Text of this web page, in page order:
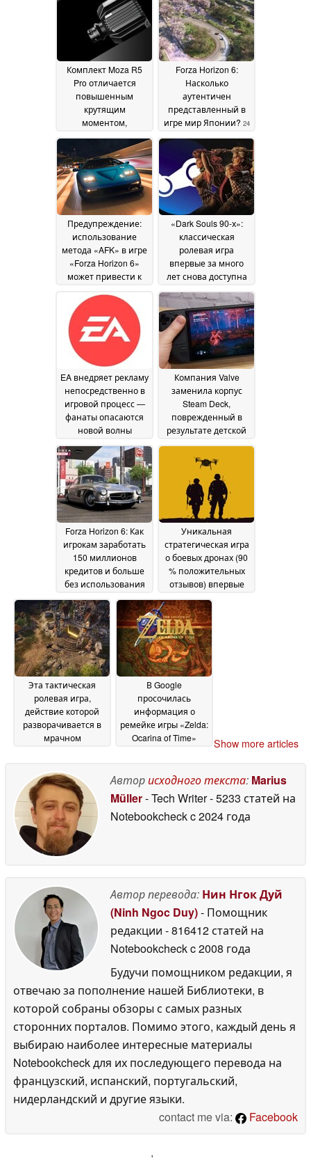
Комплект Moza R5
Pro отличается
повышенным
крутящим
моментом,
обратной связью и
другими
преимуществами28
July 2026
Forza Horizon 6:
Насколько
аутентичен
представленный в
игре мир Японии? 24
June 2026
Предупреждение:
использование
метода «AFK» в игре
«Forza Horizon 6»
может привести к
«Dark Souls 90-х»:
классическая
ролевая игра
впервые за много
лет снова доступна
менее 2 долларов17
June 2026
EA внедряет рекламу
непосредственно в
игровой процесс —
фанаты опасаются
новой волны
17 June
2026
Компания Valve
заменила корпус
Steam Deck,
поврежденный в
результате детской
сообщество высоко
оценило такую
щедрость
17 June 2026
Forza Horizon 6: Как
игрокам заработать
150 миллионов
кредитов и больше
без использования
17 June
2026
Уникальная
стратегическая игра
о боевых дронах (90
% положительных
отзывов) впервые
до примерно 10
долларов15 June 2026
Эта тактическая
ролевая игра,
действие которой
разворачивается в
мрачном
скидкой 70 %15 June
2026
В Google
просочилась
информация о
ремейке игры «Zelda:
Ocarina of Time»
Switch 215 June 2026
Show more articles
Авторисходного текста: Marius
Müller- Tech Writer- 5233 статей на
Notebookcheckc 2024 года
Автор перевода: Нин Нгок Дуй
(Ninh Ngoc Duy)- Помощник
редакции - 816412 статей на
Notebookcheckc 2008 года
Будучи помощником редакции, я
отвечаю за пополнение нашей Библиотеки, в
которой собраны обзоры с самых разных
сторонних порталов. Помимо этого, каждый день я
выбираю наиболее интересные материалы
Notebookcheck для их последующего перевода на
французский, испанский, португальский,
нидерландский и другие языки.
contact me via:
Facebook
'